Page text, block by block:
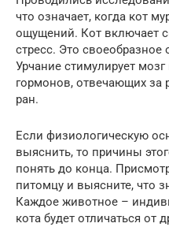
что означает, когда кот
ощущений. Кот включает
стресс. Это
Урчание стимулирует
гормонов, отвечающих за
ран.
Если физиологическую
выяснить, то причины
понять до конца.
питомцу и выясните, что
Каждое животное –
кота будет отличаться от